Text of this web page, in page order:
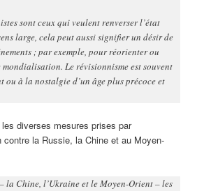
sont ceux qui veulent renverser l’état
large, cela peut aussi signifier un désir de
; par exemple, pour réorienter ou
Le révisionnisme est souvent
ou à la nostalgie d’un âge plus précoce et
diverses mesures prises par
contre la Russie, la Chine et au Moyen-
la Chine, l’Ukraine et le Moyen-Orient – les